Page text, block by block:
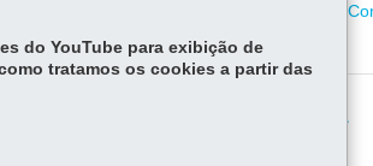
Consultar o Fale
ÓRGÃO RESPONSÁVEL
do YouTube para exibição de
tratamos os cookies a partir das